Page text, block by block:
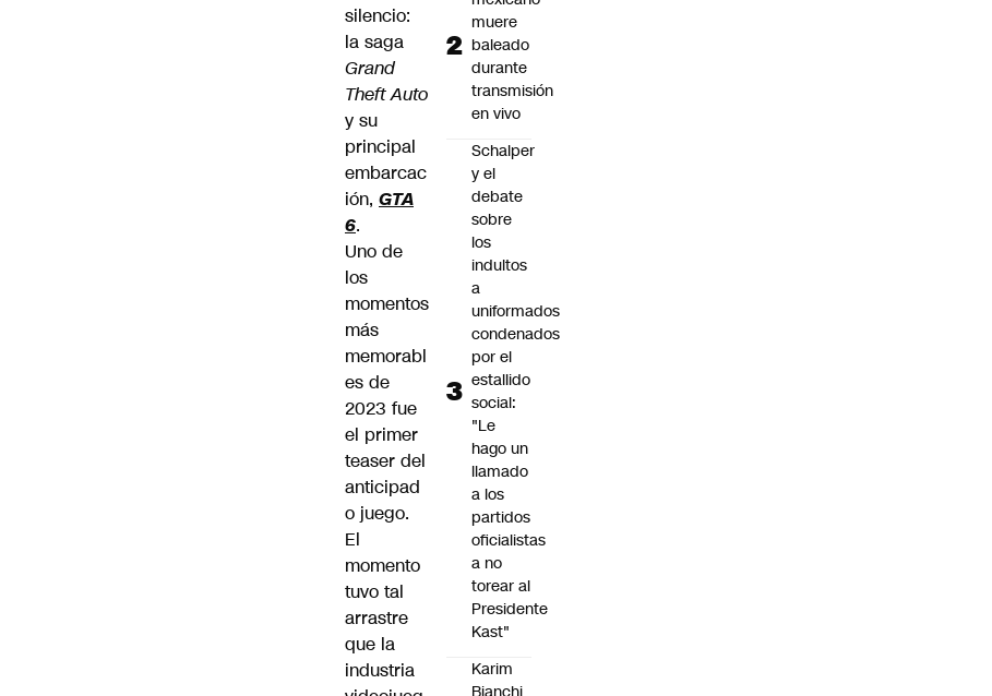
silencio:
la saga
Grand
Theft Auto
y su
principal
embarcac
ión, GTA
6.
Uno de
los
momentos
más
memorabl
es de
2023 fue
el primer
teaser del
anticipad
o juego.
El
momento
tuvo tal
arrastre
que la
industria
muere
baleado
durante
transmisión
en vivo
Schalper
y el
debate
sobre
los
indultos
a
uniformados
condenados
por el
estallido
social:
"Le
hago un
llamado
a los
partidos
oficialistas
a no
torear al
Presidente
Kast"
Karim